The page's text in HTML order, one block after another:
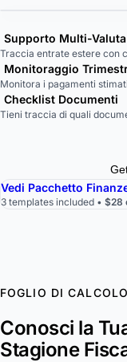
Supporto Multi-Valuta
Traccia entrate estere con
Monitoraggio
Monitora i pagamenti
Checklist Documenti
Tieni traccia di quali
Vedi Pacchetto
3 templates included • $28
FOGLIO DI
Conosci la
Stagione